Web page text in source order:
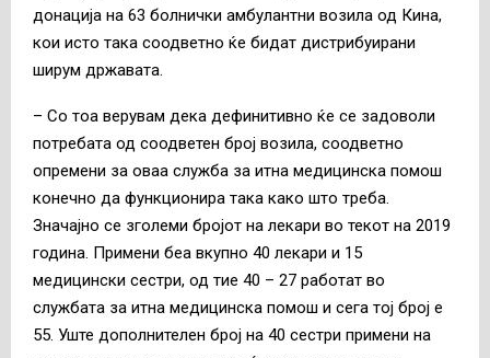
донација на 63 болнички амбулантни возила од Кина,
кои исто така соодветно ќе бидат дистрибуирани
ширум државата.
– Со тоа верувам дека дефинитивно ќе се задоволи
потребата од соодветен број возила, соодветно
опремени за оваа служба за итна медицинска помош
конечно да функционира така како што треба.
Значајно се зголеми бројот на лекари во текот на 2019
година. Примени беа вкупно 40 лекари и 15
медицински сестри, од тие 40 – 27 работат во
службата за итна медицинска помош и сега тој број е
55. Уште дополнителен број на 40 сестри примени на